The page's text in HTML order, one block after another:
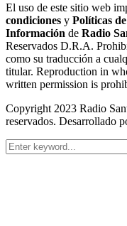
El uso de este sitio web
condiciones y Políticas
Información de Radio
Reservados D.R.A.
como su traducción a
titular. Reproduction in
written permission is
Copyright 2023 Radio
reservados. Desarrollado